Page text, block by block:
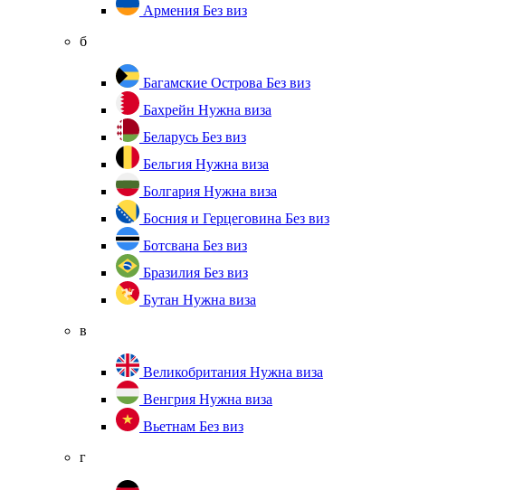
Армения Без виз
б
Багамские Острова Без виз
Бахрейн Нужна виза
Беларусь Без виз
Бельгия Нужна виза
Болгария Нужна виза
Босния и Герцеговина Без виз
Ботсвана Без виз
Бразилия Без виз
Бутан Нужна виза
в
Великобритания Нужна виза
Венгрия Нужна виза
Вьетнам Без виз
г